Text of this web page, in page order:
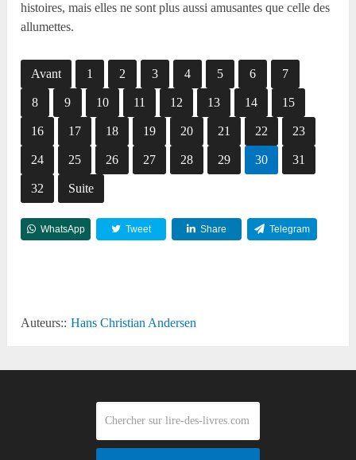
histoires, mais elles ne sont plus aussi amusantes que celle des
allumettes.
Avant 1 2 3 4 5 6 7
8 9 10 11 12 13 14 15
16 17 18 19 20 21 22 23
24 25 26 27 28 29 30 31
32 Suite
WhatsApp Tweet Share Telegram
Auteurs:: Hans Christian Andersen